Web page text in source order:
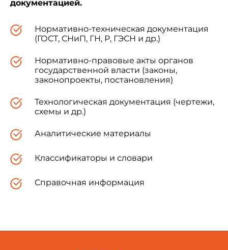
документацией.
Нормативно-техническая документация
(ГОСТ, СНиП, ГН, Р, ГЭСН и др.)
Нормативно-правовые акты органов
государственной власти (законы,
законопроекты, постановления)
Технологическая документация (чертежи,
схемы и др.)
Аналитические материалы
Классификаторы и словари
Справочная информация